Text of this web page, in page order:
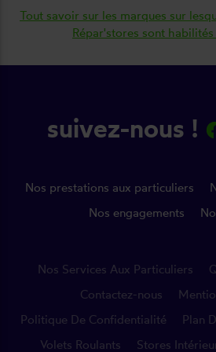
Tout savoir sur les marques sur
Répar'stores sont
suivez-nous !
Nos prestations aux particuliers
Nos engagements
Nos Services Aux Particuliers
Contactez-nous
Politique De Confidentialité
Plan
Volets Roulants
Stores